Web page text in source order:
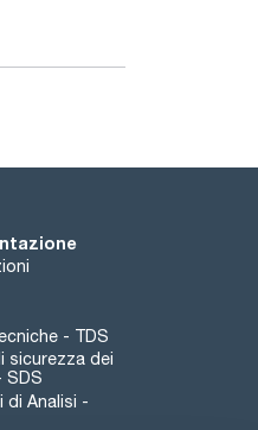
- TDS
sicurezza dei
SDS
di Analisi -